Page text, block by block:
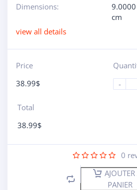
Dimensions:
cm
view all details
Price
38.99$
-
Total
38.99$
0
PANIER